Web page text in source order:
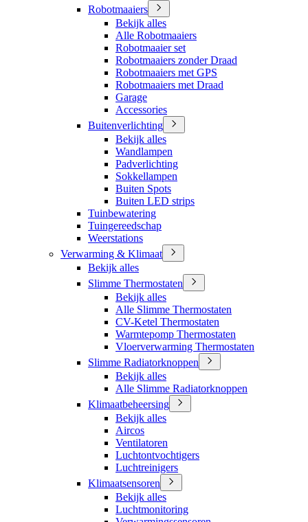
Robotmaaiers
Bekijk alles
Alle Robotmaaiers
Robotmaaier set
Robotmaaiers zonder Draad
Robotmaaiers met GPS
Robotmaaiers met Draad
Garage
Accessories
Buitenverlichting
Bekijk alles
Wandlampen
Padverlichting
Sokkellampen
Buiten Spots
Buiten LED strips
Tuinbewatering
Tuingereedschap
Weerstations
Verwarming & Klimaat
Bekijk alles
Slimme Thermostaten
Bekijk alles
Alle Slimme Thermostaten
CV-Ketel Thermostaten
Warmtepomp Thermostaten
Vloerverwarming Thermostaten
Slimme Radiatorknoppen
Bekijk alles
Alle Slimme Radiatorknoppen
Klimaatbeheersing
Bekijk alles
Aircos
Ventilatoren
Luchtontvochtigers
Luchtreinigers
Klimaatsensoren
Bekijk alles
Luchtmonitoring